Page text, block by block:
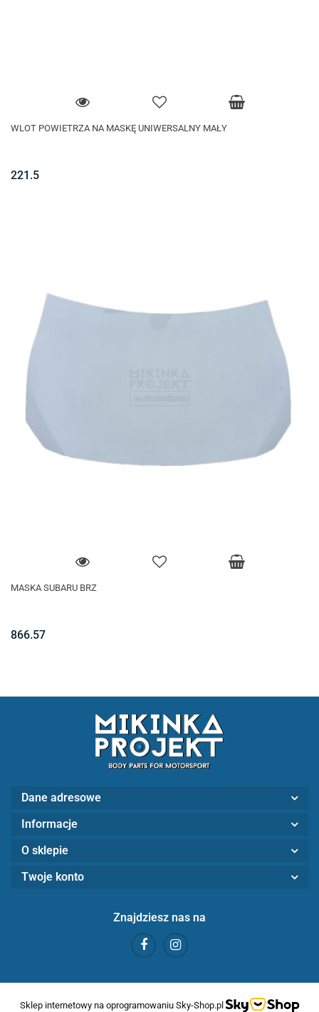
WLOT POWIETRZA NA MASKĘ UNIWERSALNY MAŁY
221.5
MASKA SUBARU BRZ
866.57
Dane adresowe
Informacje
O sklepie
Twoje konto
Znajdziesz nas na
Sklep internetowy na oprogramowaniu Sky-Shop.pl